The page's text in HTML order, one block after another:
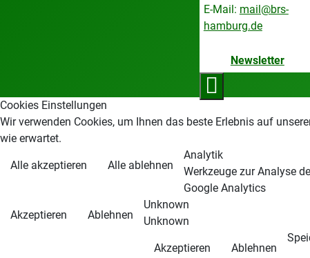
E-Mail: mail@brs-
hamburg.de
Newsletter
Cookies Einstellungen
Wir verwenden Cookies, um Ihnen das beste Erlebnis auf
wie erwartet.
Alle akzeptieren Alle ablehnen
Analytik
Werkzeuge zur Analyse
Google Analytics
Akzeptieren Ablehnen
Unknown
Unknown
Akzeptieren Ablehnen